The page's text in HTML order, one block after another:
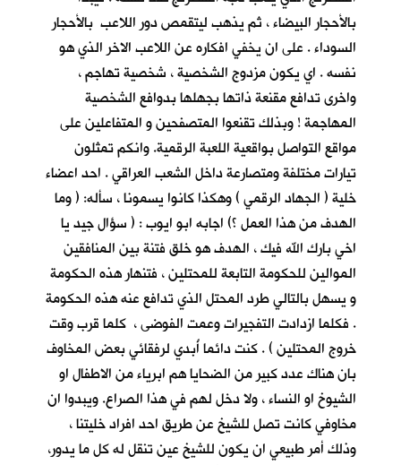
بالأحجار البيضاء ، ثم يذهب ليتقمص دور اللاعب بالأحجار
السوداء . على ان يخفي افكاره عن اللاعب الاخر الذي هو
نفسه . اي يكون مزدوج الشخصية ، شخصية تهاجم ،
واخرى تدافع مقنعة ذاتها بجهلها بدوافع الشخصية
المهاجمة ! وبذلك تقنعوا المتصفحين و المتفاعلين على
مواقع التواصل بواقعية اللعبة الرقمية. وانكم تمثلون
تيارات مختلفة ومتصارعة داخل الشعب العراقي . احد اعضاء
خلية ( الجهاد الرقمي ) وهكذا كانوا يسمونا ، سأله: ( وما
الهدف من هذا العمل ؟) اجابه ابو ايوب : ( سؤال جيد يا
اخي بارك الله فيك ، الهدف هو خلق فتنة بين المنافقين
الموالين للحكومة التابعة للمحتلين ، فتنهار هذه الحكومة
و يسهل بالتالي طرد المحتل الذي تدافع عنه هذه الحكومة
. فكلما ازدادت التفجيرات وعمت الفوضى ، كلما قرب وقت
خروج المحتلين ) . كنت دائما أُبدي لرفقائي بعض المخاوف
بان هناك عدد كبير من الضحايا هم ابرياء من الاطفال او
الشيوخ او النساء ، ولا دخل لهم في هذا الصراع. ويبدوا ان
مخاوفي كانت تصل للشيخ عن طريق احد افراد خليتنا ،
وذلك أمر طبيعي ان يكون للشيخ عين تنقل له كل ما يدور،